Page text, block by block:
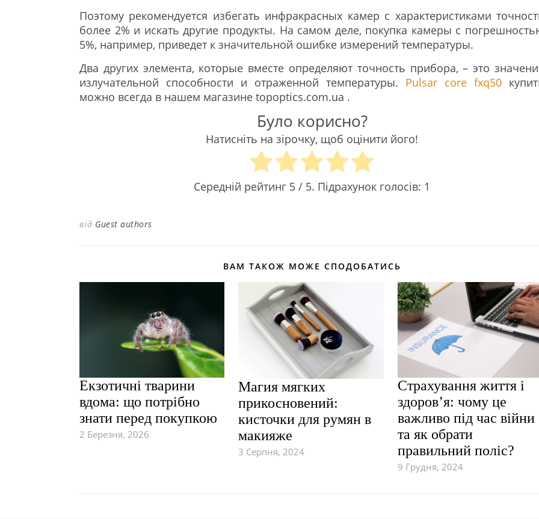
Поэтому рекомендуется избегать инфракрасных камер с характеристиками
более 2% и искать другие продукты. На самом деле, покупка камеры с
5%, например, приведет к значительной ошибке измерений температуры.
Два других элемента, которые вместе определяют точность прибора, – это
излучательной способности и отраженной температуры. Pulsar core fxq50
можно всегда в нашем магазине topoptics.com.ua .
Було корисно?
Натисніть на зірочку, щоб оцінити його!
Середній рейтинг 5 / 5. Підрахунок голосів: 1
від Guest authors
ВАМ ТАКОЖ МОЖЕ СПОДОБАТИСЬ
Екзотичні тварини
вдома: що потрібно
знати перед покупкою
2 Березня, 2026
Магия мягких
прикосновений:
кисточки для румян в
макияже
3 Серпня, 2024
Страхування життя і
здоров’я: чому це
важливо під час війни
та як обрати
правильний поліс?
9 Грудня, 2024